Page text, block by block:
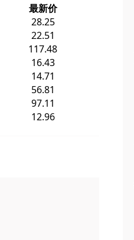
最新价
28.25
22.51
117.48
16.43
14.71
56.81
97.11
12.96